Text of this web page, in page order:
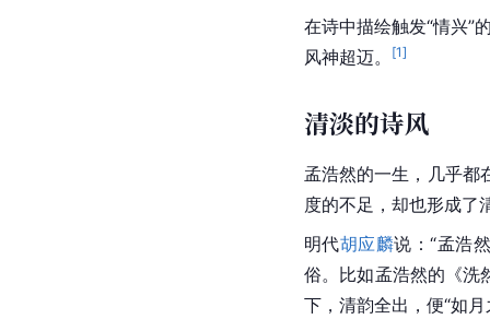
在诗中描绘触发“情兴”
风神超迈。
[1]
清淡的诗风
孟浩然的一生，几乎都
度的不足，却也形成了
明代胡应麟说：“孟浩
俗。比如孟浩然的《洗
下，清韵全出，便“如